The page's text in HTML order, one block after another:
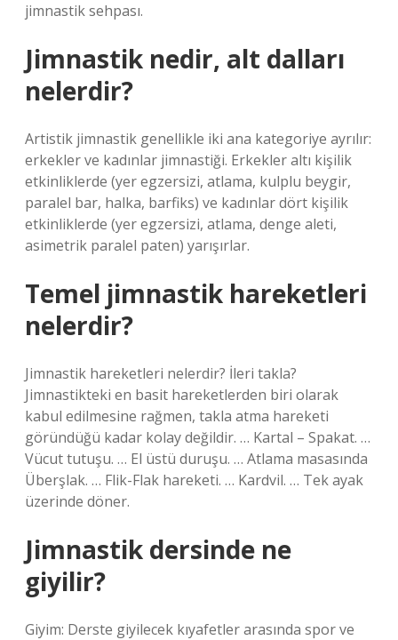
jimnastik sehpası.
Jimnastik nedir, alt dalları
nelerdir?
Artistik jimnastik genellikle iki ana kategoriye ayrılır:
erkekler ve kadınlar jimnastiği. Erkekler altı kişilik
etkinliklerde (yer egzersizi, atlama, kulplu beygir,
paralel bar, halka, barfiks) ve kadınlar dört kişilik
etkinliklerde (yer egzersizi, atlama, denge aleti,
asimetrik paralel paten) yarışırlar.
Temel jimnastik hareketleri
nelerdir?
Jimnastik hareketleri nelerdir? İleri takla?
Jimnastikteki en basit hareketlerden biri olarak
kabul edilmesine rağmen, takla atma hareketi
göründüğü kadar kolay değildir. … Kartal – Spakat. …
Vücut tutuşu. … El üstü duruşu. … Atlama masasında
Überşlak. … Flik-Flak hareketi. … Kardvil. … Tek ayak
üzerinde döner.
Jimnastik dersinde ne
giyilir?
Giyim: Derste giyilecek kıyafetler arasında spor ve